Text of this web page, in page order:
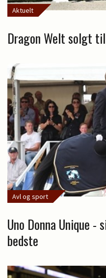
Aktuelt
Dragon Welt solgt
Avl og sport
Uno Donna Unique -
bedste